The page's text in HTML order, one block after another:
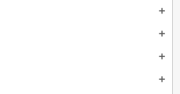
add
add
add
add